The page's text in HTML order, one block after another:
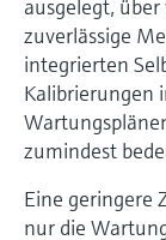
Device Viewer
Dokumente finden
Ersatzteilsuche
Bestellcode oder
Alle ansehen
Analysatoren
Aluminium &
ausgelegt,
zuverlässige
integrierten
Kalibrierungen
zumindest
Eine geringere
nur die